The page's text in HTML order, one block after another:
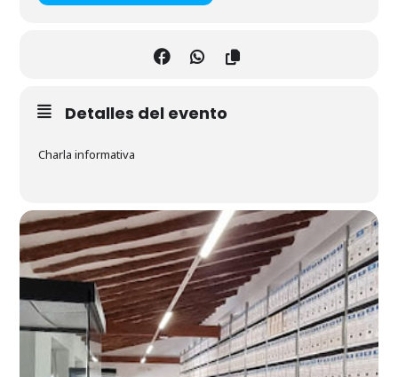
Detalles del evento
Charla informativa